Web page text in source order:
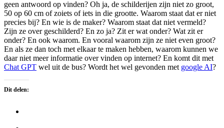
geen antwoord op vinden? Oh ja, de schilderijen zijn niet zo groot,
50 op 60 cm of zoiets of iets in die grootte. Waarom staat dat er niet
precies bij? En wie is de maker? Waarom staat dat niet vermeld?
Zijn ze over geschilderd? En zo ja? Zit er wat onder? Wat zit er
onder? En ook waarom. En vooral waarom zijn ze niet even groot?
En als ze dan toch met elkaar te maken hebben, waarom kunnen we
daar niet meer informatie over vinden op internet? En komt dit met
Chat GPT wel uit de bus? Wordt het wel gevonden met google AI?
Dit delen: